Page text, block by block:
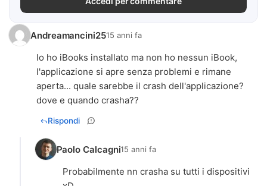
Andreamancini2515 anni fa
Io ho iBooks installato ma non ho nessun iBook,
l'applicazione si apre senza problemi e rimane
aperta... quale sarebbe il crash dell'applicazione?
dove e quando crasha??
Rispondi
Paolo Calcagni15 anni fa
Probabilmente nn crasha su tutti i dispositivi